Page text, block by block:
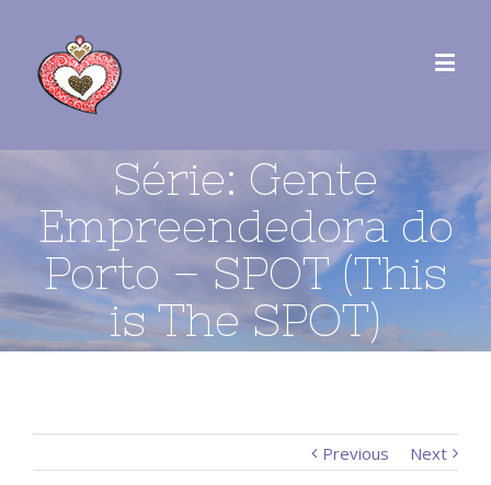
Série: Gente
Empreendedora do
Porto – SPOT (This
is The SPOT)
Previous Next